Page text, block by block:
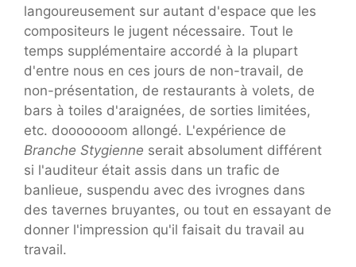
langoureusement sur autant d'espace que les
compositeurs le jugent nécessaire. Tout le
temps supplémentaire accordé à la plupart
d'entre nous en ces jours de non-travail, de
non-présentation, de restaurants à volets, de
bars à toiles d'araignées, de sorties limitées,
etc. dooooooom allongé. L'expérience de
Branche Stygienne serait absolument différent
si l'auditeur était assis dans un trafic de
banlieue, suspendu avec des ivrognes dans
des tavernes bruyantes, ou tout en essayant de
donner l'impression qu'il faisait du travail au
travail.